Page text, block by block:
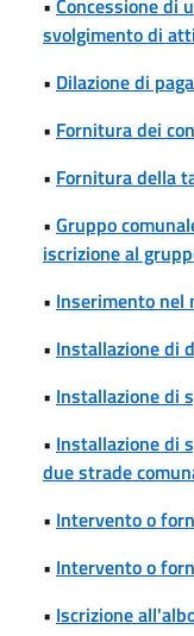
svolgimento di
• Dilazione di
• Fornitura dei
• Fornitura della
• Gruppo
iscrizione al
• Inserimento nel
• Installazione di
• Installazione di
• Installazione di
due strade
• Intervento o
• Intervento o
• Iscrizione